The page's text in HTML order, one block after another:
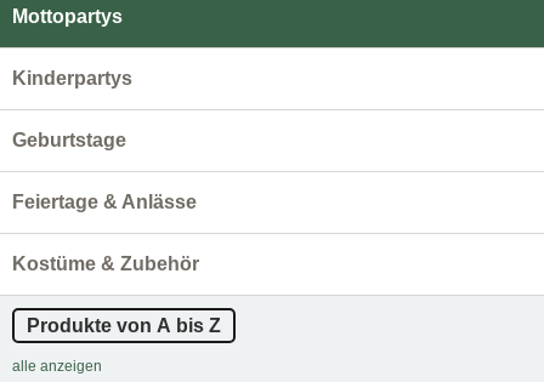
Mottopartys
Kinderpartys
Geburtstage
Feiertage & Anlässe
Kostüme & Zubehör
Produkte von A bis Z
alle anzeigen